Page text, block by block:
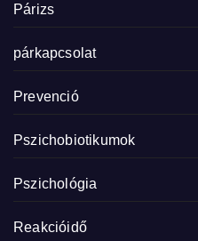
Párizs
párkapcsolat
Prevenció
Pszichobiotikumok
Pszichológia
Reakcióidő